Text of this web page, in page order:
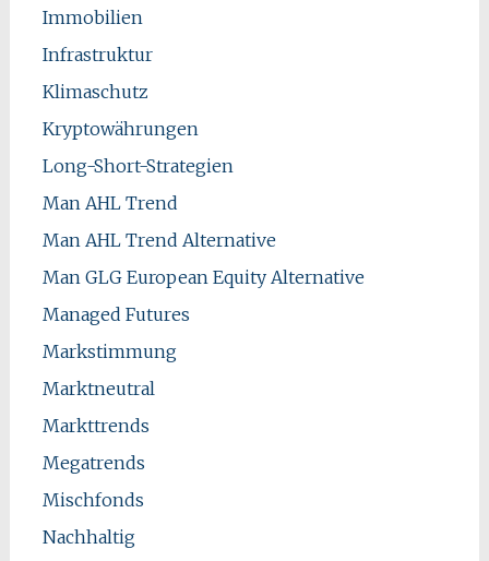
Immobilien
Infrastruktur
Klimaschutz
Kryptowährungen
Long-Short-Strategien
Man AHL Trend
Man AHL Trend Alternative
Man GLG European Equity Alternative
Managed Futures
Markstimmung
Marktneutral
Markttrends
Megatrends
Mischfonds
Nachhaltig